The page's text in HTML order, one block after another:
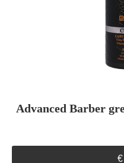
Advanced Barber
€